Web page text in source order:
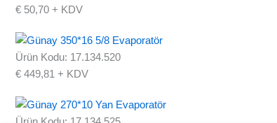
€ 50,70 + KDV
Ürün Kodu: 17.134.520
€ 449,81 + KDV